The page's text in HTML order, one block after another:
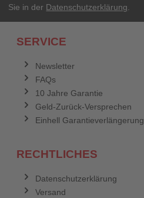
Sie in der Datenschutzerklärung
SERVICE
Newsletter
FAQs
10 Jahre Garantie
Geld-Zurück-Versprechen
Einhell Garantieverlängerung
RECHTLICHES
Datenschutzerklärung
Versand